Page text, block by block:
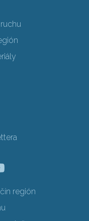
región